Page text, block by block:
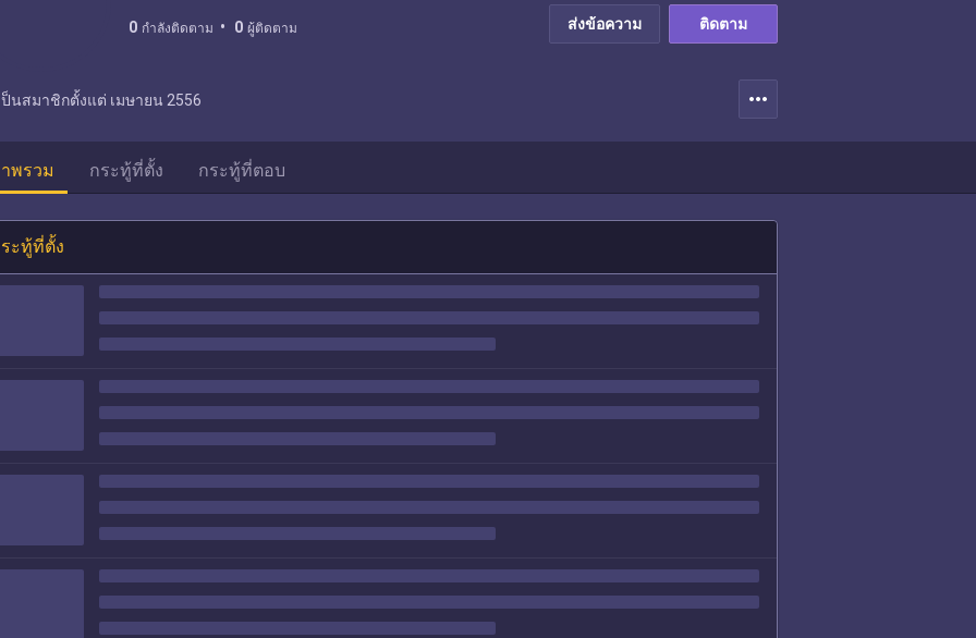
0 กำลังติดตาม 0 ผู้ติดตาม ส่งข้อความ ติดตาม
ป็นสมาชิกตั้งแต่ เมษายน 2556 more_horiz
พรวม กระทู้ที่ตั้ง กระทู้ที่ตอบ
ะทู้ที่ตั้ง